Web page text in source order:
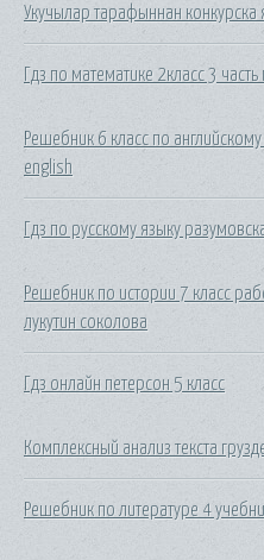
Укучылар тарафыннан конкурска
Гдз по математике 2класс 3
Решебник 6 класс по
english
Гдз по русскому языку
Решебник по истории 7 класс
лукутин соколова
Гдз онлайн петерсон 5 класс
Комплексный анализ текста
Решебник по литературе 4